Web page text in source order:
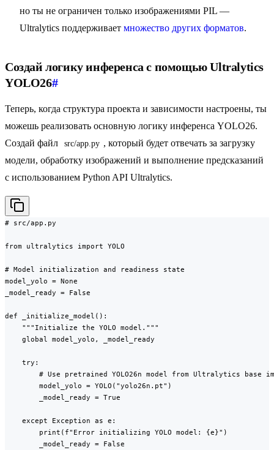
но ты не ограничен только изображениями PIL —
Ultralytics поддерживает множество других форматов.
Создай логику инференса с помощью Ultralytics
YOLO26#
Теперь, когда структура проекта и зависимости настроены, ты
можешь реализовать основную логику инференса YOLO26.
Создай файл
src/app.py , который будет отвечать за загрузку
модели, обработку изображений и выполнение предсказаний
с использованием Python API Ultralytics.
# src/app.py
from ultralytics import YOLO
# Model initialization and readiness state
model_yolo = None
_model_ready = False
def _initialize_model():
    """Initialize the YOLO model."""
    global model_yolo, _model_ready
    try:
# Use pretrained YOLO26n model from Ultralytics base
        model_yolo = YOLO("yolo26n.pt")
        _model_ready = True
    except Exception as e:
        print(f"Error initializing YOLO model: {e}")
        _model_ready = False